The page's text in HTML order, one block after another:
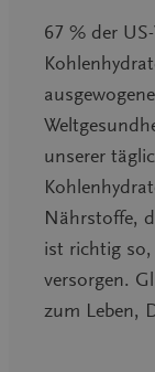
67 % der
unserer
Nährstoffe,
ist richtig
versorgen.
zum Leben,